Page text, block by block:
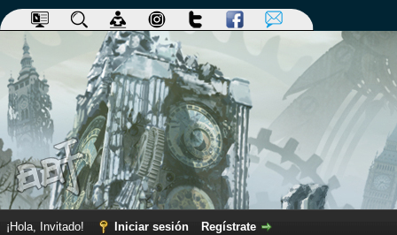
¡Hola, Invitado! Iniciar sesión Regístrate